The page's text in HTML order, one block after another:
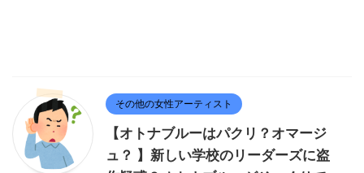
その他の女性アーティスト
【オトナブルーはパクリ？オマージ
ュ？ 】新しい学校のリーダーズに盗